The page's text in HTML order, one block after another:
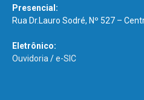
Presencial:
Rua Dr.Lauro Sodré, Nº 527 –
Eletrônico:
Ouvidoria /e-SIC